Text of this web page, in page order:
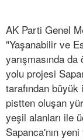
AK Parti Genel
"Yaşanabilir ve
yarışmasında
yolu projesi
tarafından
pistten oluşan
yeşil alanları ile
Sapanca'nın